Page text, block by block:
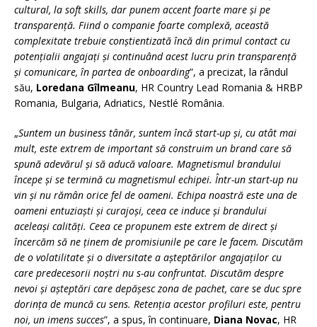
cultural, la soft skills, dar punem accent foarte mare și pe
transparență. Fiind o companie foarte complexă, această
complexitate trebuie conștientizată încă din primul contact cu
potențialii angajați și continuând acest lucru prin transparență
și comunicare, în partea de onboarding”, a precizat, la rândul
său, Loredana Gîlmeanu, HR Country Lead Romania & HRBP
Romania, Bulgaria, Adriatics, Nestlé România.
„Suntem un business tânăr, suntem încă start-up și, cu atât mai
mult, este extrem de important să construim un brand care să
spună adevărul și să aducă valoare. Magnetismul brandului
începe și se termină cu magnetismul echipei. Într-un start-up nu
vin și nu rămân orice fel de oameni. Echipa noastră este una de
oameni entuziaști și curajoși, ceea ce induce și brandului
aceleași calități. Ceea ce propunem este extrem de direct și
încercăm să ne ținem de promisiunile pe care le facem. Discutăm
de o volatilitate și o diversitate a așteptărilor angajaților cu
care predecesorii noștri nu s-au confruntat. Discutăm despre
nevoi și așteptări care depășesc zona de pachet, care se duc spre
dorința de muncă cu sens. Retenția acestor profiluri este, pentru
noi, un imens succes”, a spus, în continuare, Diana Novac, HR